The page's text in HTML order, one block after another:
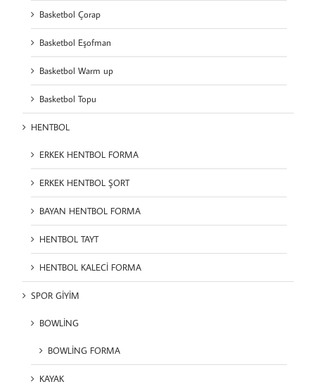
Basketbol Çorap
Basketbol Eşofman
Basketbol Warm up
Basketbol Topu
HENTBOL
ERKEK HENTBOL FORMA
ERKEK HENTBOL ŞORT
BAYAN HENTBOL FORMA
HENTBOL TAYT
HENTBOL KALECİ FORMA
SPOR GİYİM
BOWLİNG
BOWLİNG FORMA
KAYAK